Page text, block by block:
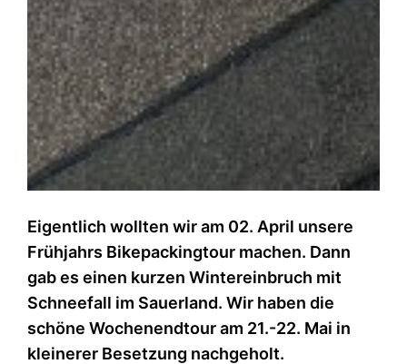
Eigentlich wollten wir am 02. April unsere
Frühjahrs Bikepackingtour machen. Dann
gab es einen kurzen Wintereinbruch mit
Schneefall im Sauerland. Wir haben die
schöne Wochenendtour am 21.-22. Mai in
kleinerer Besetzung nachgeholt.